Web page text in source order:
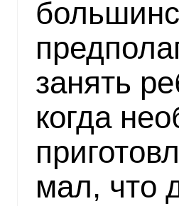
занять
когда
мал, что